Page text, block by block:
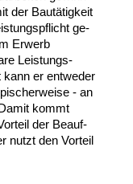
der Bautätig­keit
ge­
Er­werb
Leis­tungs­
er ent­we­der
- an
kommt
der Be­auf­
nutzt den Vor­teil